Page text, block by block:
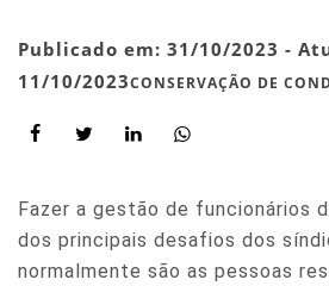
Publicado em: 31/10/2023 -
11/10/2023CONSERVAÇÃO DE
Fazer a gestão de funcionários
dos principais desafios dos
normalmente são as pessoas